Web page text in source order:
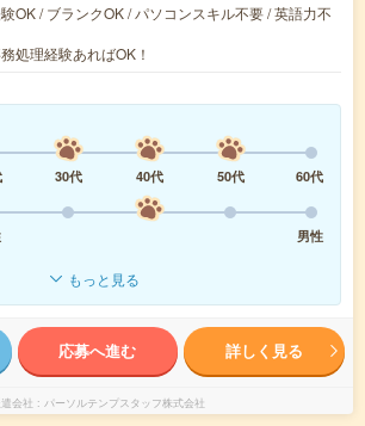
OK / ブランクOK / パソコンスキル不要 / 英語力不
処理経験あればOK！
30代 40代 50代
60代
男性
もっと見る
応募へ進む 詳しく見る
会社 パーソルテンプスタッフ株式会社